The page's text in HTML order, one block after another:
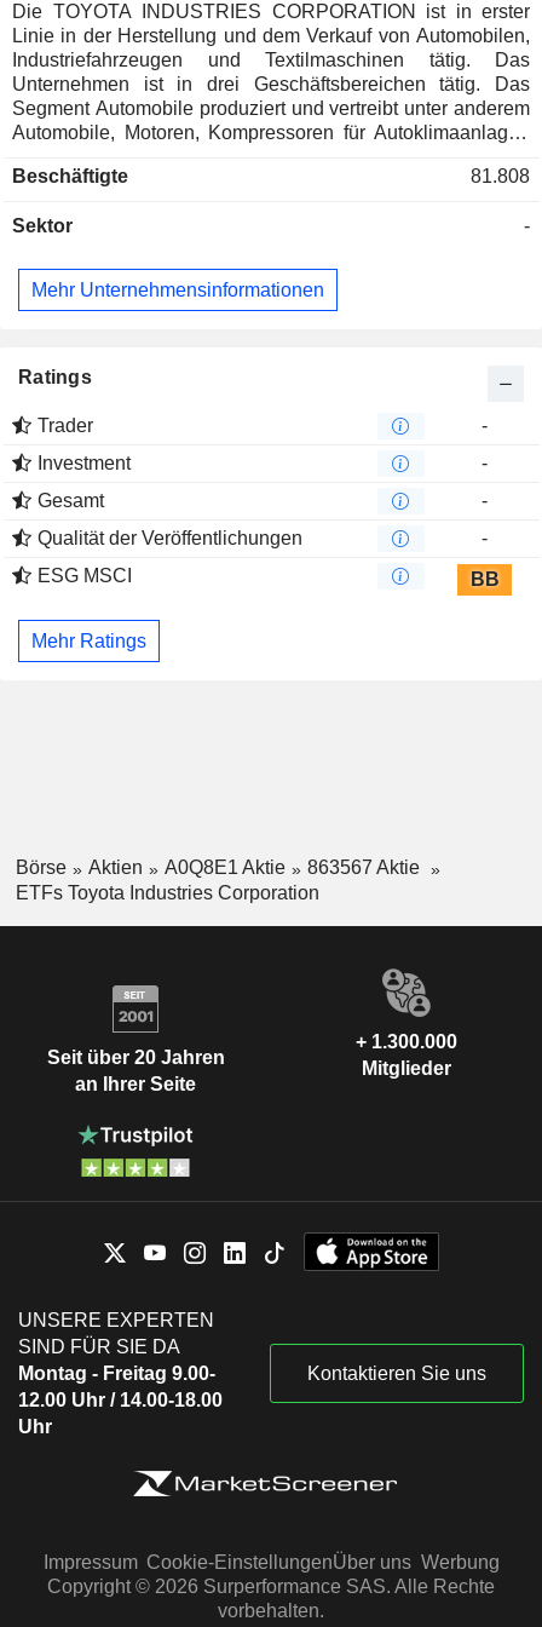
Die TOYOTA INDUSTRIES CORPORATION ist in erster
Linie in der Herstellung und dem Verkauf von Automobilen,
Industriefahrzeugen und Textilmaschinen tätig. Das
Unternehmen ist in drei Geschäftsbereichen tätig. Das
Segment Automobile produziert und vertreibt unter anderem
Automobile, Motoren, Kompressoren für Autoklimaanlagen
bietet Gabelstapler, Lagerausrüstungen, automatische
und Absatzfinanzierung an. Das Segment Textilmaschinen
Messung der Garnqualität und zur Sortierung von
Baumwolle an.
Beschäftigte 81.808
Sektor -
Mehr Unternehmensinformationen
Ratings
Trader
-
Investment
-
Gesamt
-
Qualität der Veröffentlichungen
-
ESG MSCI
BB
Mehr Ratings
Börse Aktien A0Q8E1 Aktie
863567 Aktie
ETFs Toyota Industries Corporation
Seit über 20 Jahren
an Ihrer Seite
+ 1.300.000
Mitglieder
UNSERE EXPERTEN
SIND FÜR SIE DA
Montag - Freitag 9.00-
12.00 Uhr / 14.00-18.00
Uhr
Kontaktieren Sie uns
Impressum Cookie-EinstellungenÜber uns Werbung
Copyright © 2026 Surperformance SAS. Alle Rechte
vorbehalten.